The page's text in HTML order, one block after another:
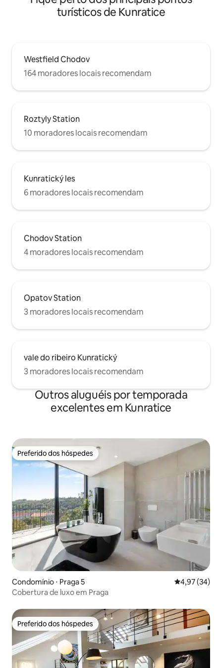
turísticos de Kunratice
Westfield Chodov
164 moradores locais recomendam
Roztyly Station
10 moradores locais recomendam
Kunratický les
6 moradores locais recomendam
Chodov Station
4 moradores locais recomendam
Opatov Station
3 moradores locais recomendam
vale do ribeiro Kunratický
3 moradores locais recomendam
Outros aluguéis por temporada
excelentes em Kunratice
Preferido dos hóspedes
Preferido dos hóspedes
Condomínio ⋅ Praga 5 4,97 de uma
4,97 (34)
Cobertura de luxo em Praga
Preferido dos hóspedes
Preferido dos hóspedes